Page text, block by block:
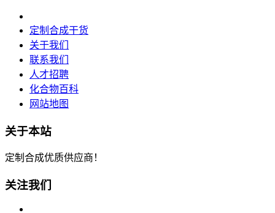
定制合成干货
关于我们
联系我们
人才招聘
化合物百科
网站地图
关于本站
定制合成优质供应商！
关注我们